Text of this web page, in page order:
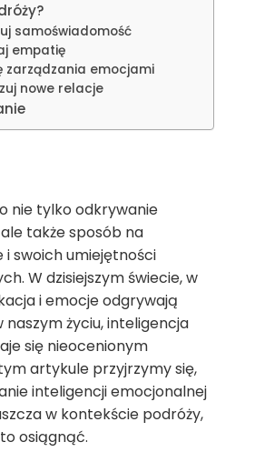
samoświadomość
empatię
zarządzania emocjami
nowe relacje
nie tylko odkrywanie
także sposób na
i swoich umiejętności
W dzisiejszym świecie, w
i emocje odgrywają
życiu, inteligencja
się nieocenionym
artykule przyjrzymy się,
inteligencji emocjonalnej
w kontekście podróży,
osiągnąć.